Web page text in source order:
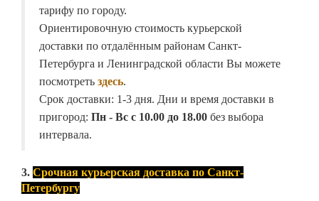
тарифу по городу.
Ориентировочную стоимость курьерской
доставки по отдалённым районам Санкт-
Петербурга и Ленинградской области Вы можете
посмотреть здесь.
Срок доставки: 1-3 дня. Дни и время доставки в
пригород: Пн - Вс с 10.00 до 18.00 без выбора
интервала.
3. Срочная курьерская доставка по Санкт-
Петербургу